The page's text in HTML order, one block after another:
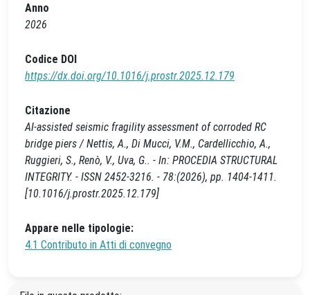
Anno
2026
Codice DOI
https://dx.doi.org/10.1016/j.prostr.2025.12.179
Citazione
AI-assisted seismic fragility assessment of corroded RC
bridge piers / Nettis, A., Di Mucci, V.M., Cardellicchio, A.,
Ruggieri, S., Renò, V., Uva, G.. - In: PROCEDIA STRUCTURAL
INTEGRITY. - ISSN 2452-3216. - 78:(2026), pp. 1404-1411.
[10.1016/j.prostr.2025.12.179]
Appare nelle tipologie:
4.1 Contributo in Atti di convegno